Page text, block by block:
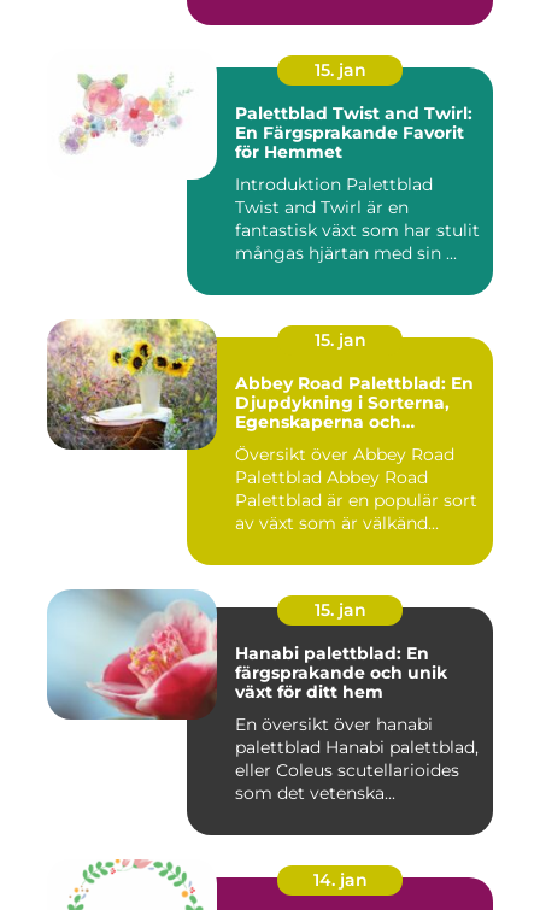
15. jan
Palettblad Twist and Twirl:
En Färgsprakande Favorit
för Hemmet
Introduktion Palettblad
Twist and Twirl är en
fantastisk växt som har stulit
mångas hjärtan med sin ...
15. jan
Abbey Road Palettblad: En
Djupdykning i Sorterna,
Egenskaperna och
Översikt över Abbey Road
Palettblad Abbey Road
Palettblad är en populär sort
av växt som är välkänd...
15. jan
Hanabi palettblad: En
färgsprakande och unik
växt för ditt hem
En översikt över hanabi
palettblad Hanabi palettblad,
eller Coleus scutellarioides
som det vetenska...
14. jan